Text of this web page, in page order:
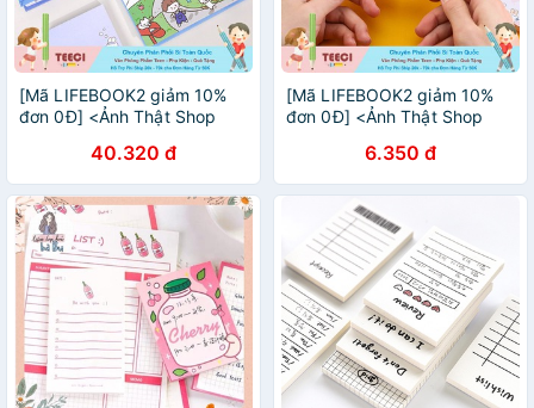
[Mã LIFEBOOK2 giảm 10%
đơn 0Đ] <Ảnh Thật Shop
To Do List Ghi Chú 480 Tờ
Sweet House Teeci590
40.320 đ
[Mã LIFEBOOK2 giảm 10%
đơn 0Đ] <Ảnh Thật Shop
Do List Ghi Chú 100 Trang
Chú Thỏ Cute Teeci588
6.350 đ